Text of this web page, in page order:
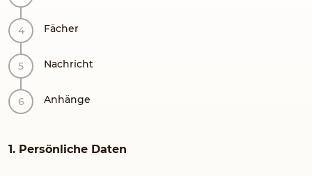
Fächer
Nachricht
Anhänge
1. Persönliche Daten